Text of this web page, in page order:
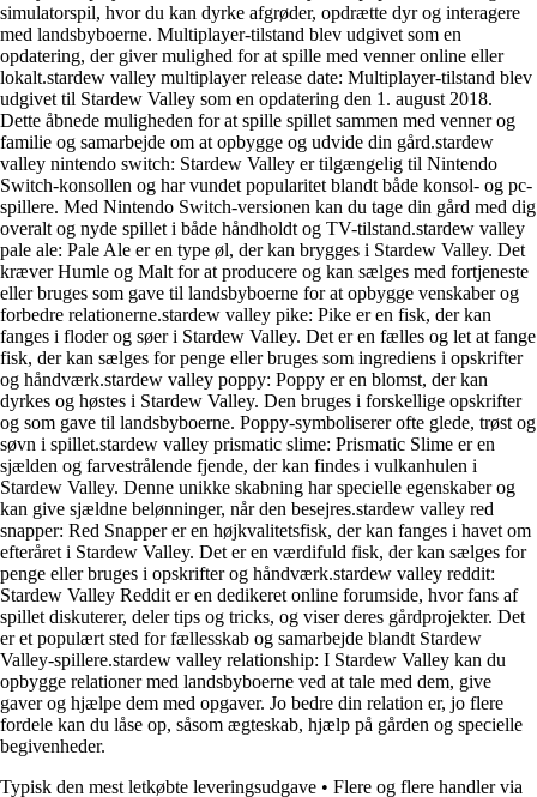
simulatorspil, hvor du kan dyrke afgrøder, opdrætte dyr og interagere
med landsbyboerne. Multiplayer-tilstand blev udgivet som en
opdatering, der giver mulighed for at spille med venner online eller
lokalt.stardew valley multiplayer release date: Multiplayer-tilstand blev
udgivet til Stardew Valley som en opdatering den 1. august 2018.
Dette åbnede muligheden for at spille spillet sammen med venner og
familie og samarbejde om at opbygge og udvide din gård.stardew
valley nintendo switch: Stardew Valley er tilgængelig til Nintendo
Switch-konsollen og har vundet popularitet blandt både konsol- og pc-
spillere. Med Nintendo Switch-versionen kan du tage din gård med dig
overalt og nyde spillet i både håndholdt og TV-tilstand.stardew valley
pale ale: Pale Ale er en type øl, der kan brygges i Stardew Valley. Det
kræver Humle og Malt for at producere og kan sælges med fortjeneste
eller bruges som gave til landsbyboerne for at opbygge venskaber og
forbedre relationerne.stardew valley pike: Pike er en fisk, der kan
fanges i floder og søer i Stardew Valley. Det er en fælles og let at fange
fisk, der kan sælges for penge eller bruges som ingrediens i opskrifter
og håndværk.stardew valley poppy: Poppy er en blomst, der kan
dyrkes og høstes i Stardew Valley. Den bruges i forskellige opskrifter
og som gave til landsbyboerne. Poppy-symboliserer ofte glede, trøst og
søvn i spillet.stardew valley prismatic slime: Prismatic Slime er en
sjælden og farvestrålende fjende, der kan findes i vulkanhulen i
Stardew Valley. Denne unikke skabning har specielle egenskaber og
kan give sjældne belønninger, når den besejres.stardew valley red
snapper: Red Snapper er en højkvalitetsfisk, der kan fanges i havet om
efteråret i Stardew Valley. Det er en værdifuld fisk, der kan sælges for
penge eller bruges i opskrifter og håndværk.stardew valley reddit:
Stardew Valley Reddit er en dedikeret online forumside, hvor fans af
spillet diskuterer, deler tips og tricks, og viser deres gårdprojekter. Det
er et populært sted for fællesskab og samarbejde blandt Stardew
Valley-spillere.stardew valley relationship: I Stardew Valley kan du
opbygge relationer med landsbyboerne ved at tale med dem, give
gaver og hjælpe dem med opgaver. Jo bedre din relation er, jo flere
fordele kan du låse op, såsom ægteskab, hjælp på gården og specielle
begivenheder.
Typisk den mest letkøbte leveringsudgave • Flere og flere handler via